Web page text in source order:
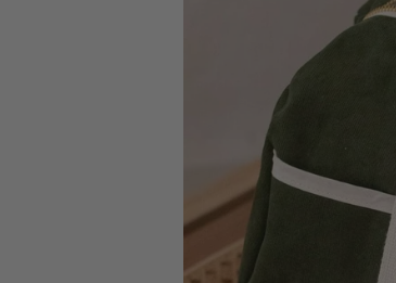
Livraison offerte en point relais dès 75€.
(France métropolitaine et Belgique)